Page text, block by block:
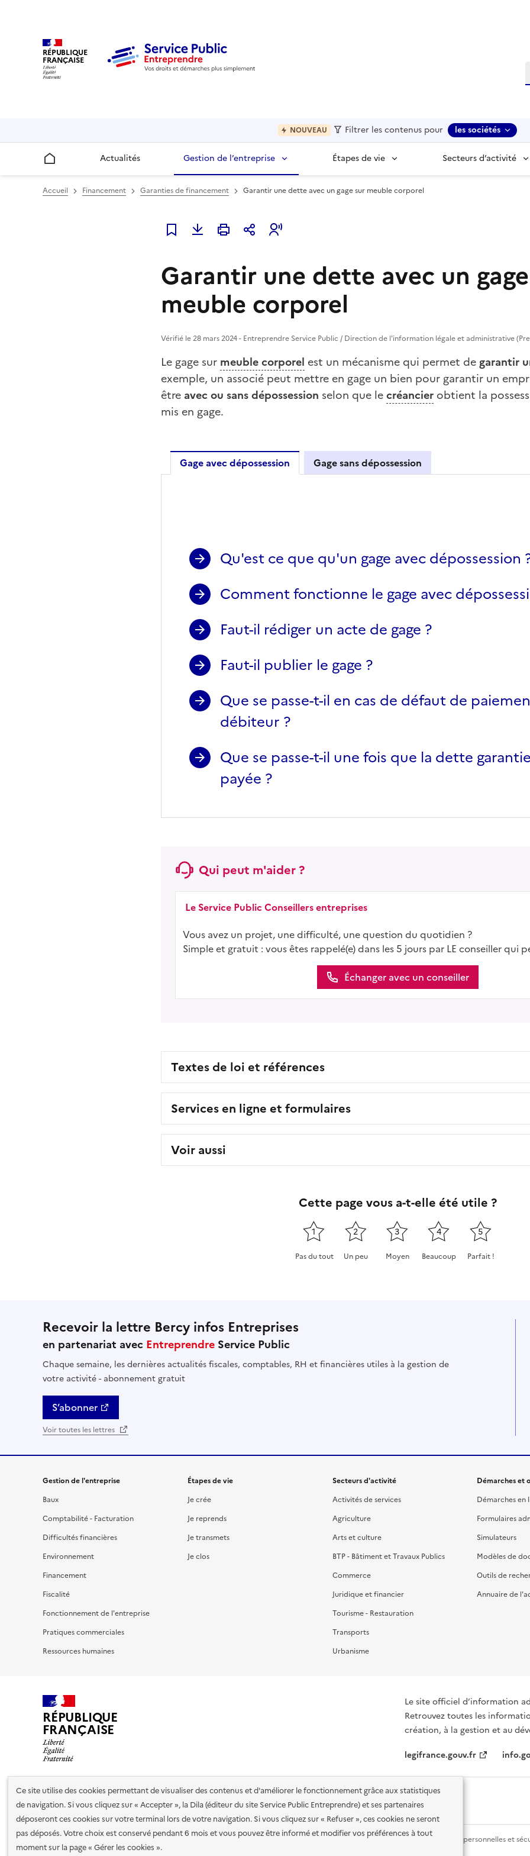
Ce site utilise des cookies permettant de visualiser des contenus et d'améliorer le fonctionnement grâce aux statistiques
de navigation. Si vous cliquez sur « Accepter », la Dila (éditeur du site Service Public Entreprendre) et ses partenaires
déposeront ces cookies sur votre terminal lors de votre navigation. Si vous cliquez sur « Refuser », ces cookies ne seront
pas déposés. Votre choix est conservé pendant 6 mois et vous pouvez être informé et modifier vos préférences à tout
moment sur la page « Gérer les cookies ».
RÉPUBLIQUE
FRANÇAISE
NOUVEAU Filtrer les contenus pour les sociétés
Accueil Actualités Gestion de l’entreprise Étapes de vie Secteurs d’activité
Accueil Financement Garanties de financement Garantir une dette avec un gage sur meuble corporel
Ajouter à mes favoris
Garantir une dette avec un
meuble corporel
Vérifié le 28 mars 2024 - Entreprendre Service Public / Direction de l'information légale et administrative
Le gage sur meuble corporel est un mécanisme qui permet degarantir
exemple, un associé peut mettre en gage un bien pour garantir un
être avec ou sans dépossession selon que lecréancier obtient la
mis en gage.
Gage avec dépossession Gage sans dépossession
Qu'est ce que qu'un gage avec dépossession
Comment fonctionne le gage avec
Faut-il rédiger un acte de gage ?
Faut-il publier le gage ?
Que se passe-t-il en cas de défaut de
débiteur ?
Que se passe-t-il une fois que la dette
payée ?
Qui peut m'aider ?
Le Service Public Conseillers entreprises
Vous avez un projet, une difficulté, une question du quotidien ?
Simple et gratuit : vous êtes rappelé(e) dans les 5 jours par LE conseiller qui
Échanger avec un conseiller
Textes de loi et références
Services en ligne et formulaires
Voir aussi
Cette page vous a-t-elle été utile ?
1
Pas du tout
2
Un peu
3
Moyen
4
Beaucoup
5
Parfait !
Recevoir la lettre Bercy infos Entreprises
en partenariat avec Entreprendre Service Public
Chaque semaine, les dernières actualités fiscales, comptables, RH et financières utiles à la gestion de
votre activité - abonnement gratuit
S’abonner
Voir toutes les lettres
Gestion de l'entreprise
Baux
Comptabilité - Facturation
Difficultés financières
Environnement
Financement
Fiscalité
Fonctionnement de l'entreprise
Pratiques commerciales
Ressources humaines
Étapes de vie
Je crée
Je reprends
Je transmets
Je clos
Secteurs d'activité
Activités de services
Agriculture
Arts et culture
BTP - Bâtiment et Travaux Publics
Commerce
Juridique et financier
Tourisme - Restauration
Transports
Urbanisme
Démarches et
Démarches en
Formulaires
Simulateurs
Modèles de
Outils de
Annuaire de
RÉPUBLIQUE
FRANÇAISE
Le site officiel d’information
Retrouvez toutes les
création, à la gestion et au
legifrance.gouv.fr
Nos partenaires
Plan du site Accessibilité : totalement conforme Accessibilité des services en ligne Mentions légales Données personnelles et